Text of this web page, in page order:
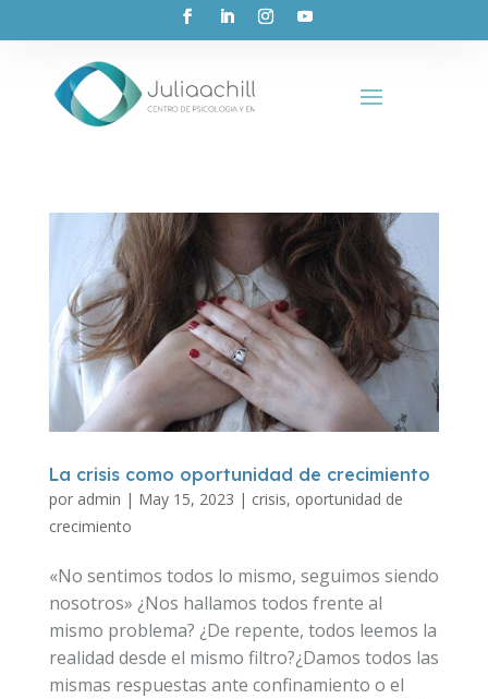
La crisis como oportunidad de crecimiento
por admin | May 15, 2023 | crisis, oportunidad de
crecimiento
«No sentimos todos lo mismo, seguimos siendo
nosotros» ¿Nos hallamos todos frente al
mismo problema? ¿De repente, todos leemos la
realidad desde el mismo filtro?¿Damos todos las
mismas respuestas ante confinamiento o el